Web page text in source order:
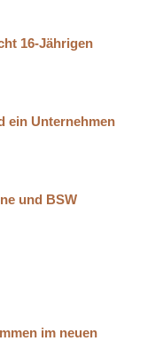
16-Jährigen
ein Unternehmen
und BSW
im neuen